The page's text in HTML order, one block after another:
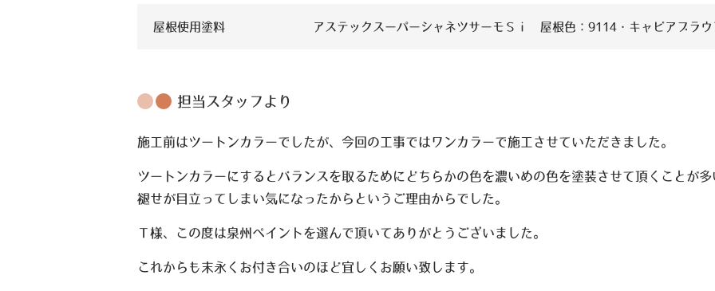
屋根使用塗料 アステックスーパーシャネツサーモＳｉ 屋根色：9114・キャビアブラウ
担当スタッフより
施工前はツートンカラーでしたが、今回の工事ではワンカラーで施工させていただきました。
ツートンカラーにするとバランスを取るためにどちらかの色を濃いめの色を塗装させて頂くことが
褪せが目立ってしまい気になったからというご理由からでした。
Ｔ様、この度は泉州ペイントを選んで頂いてありがとうございました。
これからも末永くお付き合いのほど宜しくお願い致します。